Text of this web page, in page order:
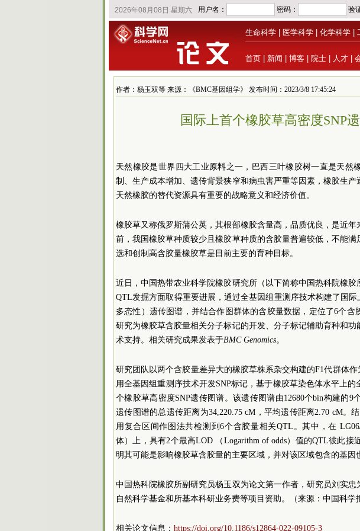
生命科学 医学科学 化学科学
首页 新闻 博客 院士 人才
作者：杨玉双等 来源：《BMC基因组学》 发布时间：2023/3/8 17:45:24
国际上首个橡胶草高密度SNP
天然橡胶是世界四大工业原料之一，巴西三叶橡胶树一直是天然
制、生产成本增加、遗传背景狭窄和病虫害严重等因素，橡胶生
天然橡胶的替代资源具有重要的战略意义和经济价值。
橡胶草又称俄罗斯蒲公英，其根部橡胶含量高，品质优良，是近年
前，我国橡胶草种质较少且橡胶草种质的含胶量普遍较低，不能
选和创制高含胶量橡胶草是目前主要的育种目标。
近日，中国热带农业科学院橡胶研究所（以下简称中国热科院橡
QTL发掘方面取得重要进展，通过全基因组重测序技术构建了国
多态性）遗传图谱，并结合作图群体的含胶量数据，定位了6个
研究为橡胶草含胶量相关分子标记的开发、分子标记辅助育种和
术支持。相关研究成果发表于BMC Genomics。
研究团队以两个含胶量差异大的橡胶草株系杂交构建的F1代群体
用全基因组重测序技术开发SNP标记，基于橡胶草染色体水平上
个橡胶草高密度SNP遗传图谱。该遗传图谱由12680个bin构建的9
遗传图谱的总遗传距离为34,220.75 cM，平均遗传距离2.70 cM。
用复合区间作图法共检测到6个含胶量相关QTL。其中，在
体）上，具有2个最高LOD （Logarithm of odds）值的QTL彼此接
明其可能是影响橡胶草含胶量的主要区域，并对该区域包含的基因
中国热科院橡胶所副研究员杨玉双为论文第一作者，研究员刘实
自然科学基金和所基本科研业务费等项目资助。（来源：中国科学
相关论文信息： https://doi.org/10.1186/s12864-022-09105-3